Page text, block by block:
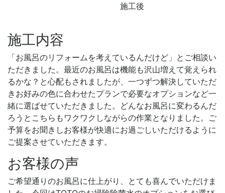
施工後
施工内容
「お風呂のリフォームを考えているんだけど」とご相談い
ただきました。最近のお風呂は機能も沢山増えて覚えられ
るかな？と心配もされましたが、一つずつ解決していただ
きお好みの色に合わせたプランで必要なオプションなど一
緒に選ばせていただきました。どんなお風呂に変わるんだ
ろうとこちらもワクワクしながらの作業となりました。ご
予算をお聞きしお客様が快適にお過ごしいただけるように
ご提案させていただきます。
お客様の声
ご希望通りのお風呂に仕上がり、とても喜んでいただけま